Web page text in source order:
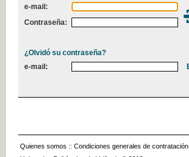
e-mail:
Contraseña:
¿Olvidó su contraseña?
e-mail:
Quienes somos :: Condiciones generales de contratación